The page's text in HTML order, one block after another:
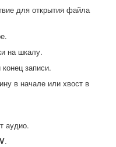
для открытия файла
на шкалу.
записи.
в начале или хвост в
аудио.
.